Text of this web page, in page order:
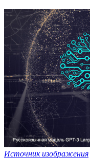
Источник изображения